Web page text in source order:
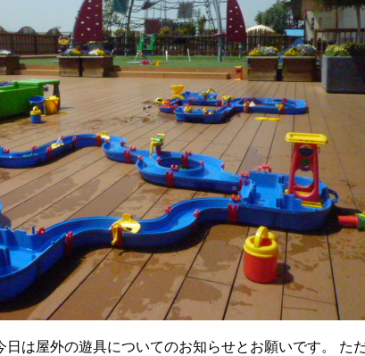
日は屋外の遊具についてのお知らせとお願いです。